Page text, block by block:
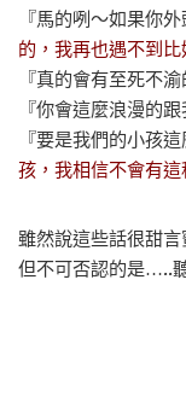
『馬的咧～如果你
的，我再也遇不到
『真的會有至死不渝
『你會這麼浪漫的跟
『要是我們的小孩
孩，我相信不會有這
雖然說這些話很甜
但不可否認的是…..